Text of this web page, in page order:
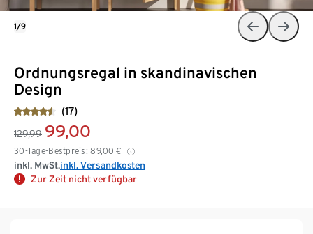
Ordnungsregal in skandinavischen
Design
(17)
129,99 99,00
30-Tage-Bestpreis: 89,00 €
inkl. MwSt.inkl. Versandkosten
Zur Zeit nicht verfügbar
1/9